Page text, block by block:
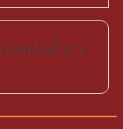
( NHÀ SỐ 17 )